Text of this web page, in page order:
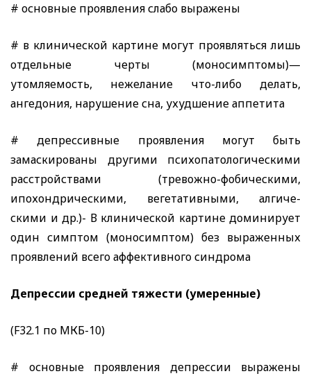
# основные проявления слабо выражены
# в клинической картине могут проявляться лишь
отдельные черты (моносимптомы)—
утомляемость, нежелание что-либо делать,
ангедония, нарушение сна, ухудшение аппетита
# депрессивные проявления могут быть
замаскированы другими психопатологическими
расстройствами (тревожно-фобическими,
ипохондрическими, вегетативными, алгиче-
скими и др.)- В клинической картине доминирует
один симптом (моносимптом) без выраженных
проявлений всего аффективного синдрома
Депрессии средней тяжести (умеренные)
(F32.1 по МКБ-10)
# основные проявления депрессии выражены